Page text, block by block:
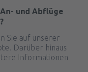
und Abflüge
Sie auf unserer
Darüber hinaus
Informationen